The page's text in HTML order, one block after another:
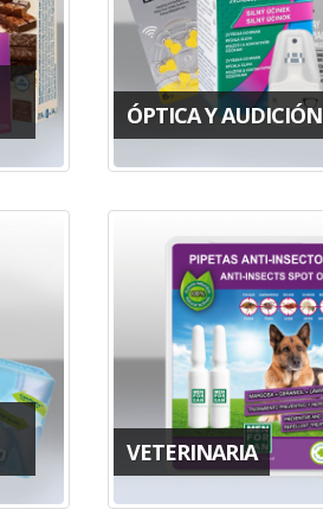
ÓPTICA Y AUDICIÓN
VETERINARIA